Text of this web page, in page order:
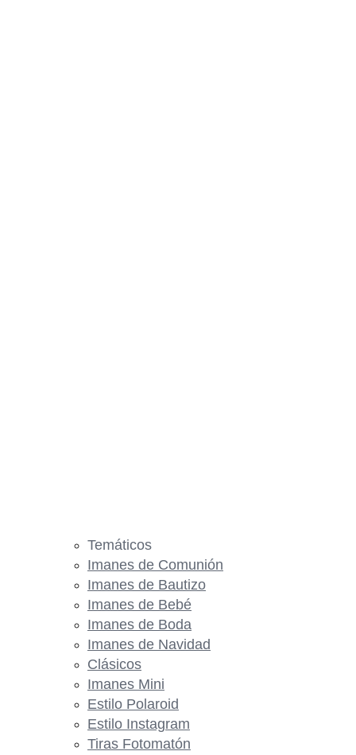
Temáticos
Imanes de Comunión
Imanes de Bautizo
Imanes de Bebé
Imanes de Boda
Imanes de Navidad
Clásicos
Imanes Mini
Estilo Polaroid
Estilo Instagram
Tiras Fotomatón